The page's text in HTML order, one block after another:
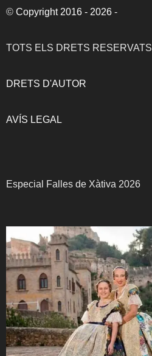
© Copyright 2016 - 2026 -
TOTS ELS DRETS RESERVATS
DRETS D'AUTOR
AVÍS LEGAL
Especial Falles de Xàtiva 2026